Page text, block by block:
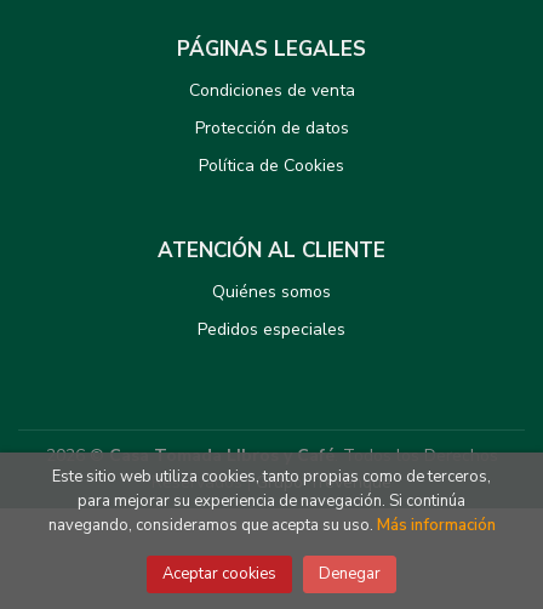
PÁGINAS LEGALES
Condiciones de venta
Protección de datos
Política de Cookies
ATENCIÓN AL CLIENTE
Quiénes somos
Pedidos especiales
2026 ©Casa Tomada LIbros y Café. Todos los Derechos
Reservados |Grupo Trevenque
Este sitio web utiliza cookies, tanto propias como de terceros,
para mejorar su experiencia de navegación. Si continúa
navegando, consideramos que acepta su uso. Más información
Aceptar cookies Denegar